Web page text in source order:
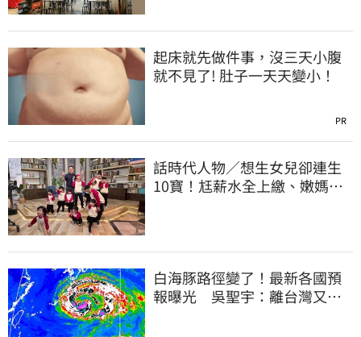
起床就先做件事，沒三天小腹
就不見了! 肚子一天天變小！
PR
話時代人物／想生女兒卻連生
10寶！尪薪水全上繳、嫩媽吐
白海豚路徑變了！最新各國預
報曝光 吳聖宇：離台灣又更